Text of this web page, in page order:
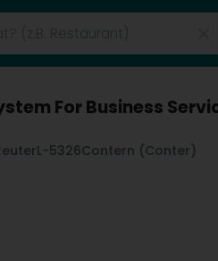
For Business
L-5326Contern (Conter)